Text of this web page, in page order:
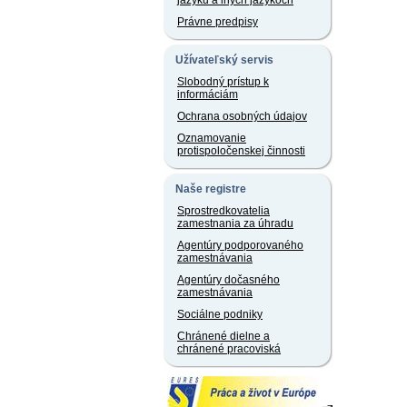
Právne predpisy
Užívateľský servis
Slobodný prístup k
informáciám
Ochrana osobných údajov
Oznamovanie
protispoločenskej činnosti
Naše registre
Sprostredkovatelia
zamestnania za úhradu
Agentúry podporovaného
zamestnávania
Agentúry dočasného
zamestnávania
Sociálne podniky
Chránené dielne a
chránené pracoviská